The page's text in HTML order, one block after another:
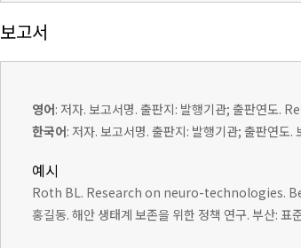
보고서
영어: 저자. 보고서명. 출판지: 발행기관; 출판연도.
한국어: 저자. 보고서명. 출판지: 발행기관; 출판연도.
예시
Roth BL. Research on neuro-technologies.
홍길동. 해안 생태계 보존을 위한 정책 연구. 부산: